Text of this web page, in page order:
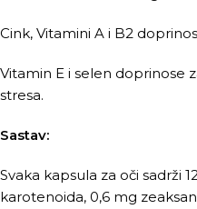
Cink, Vitamini A i B2
Vitamin E i selen doprinose
stresa.
Sastav:
Svaka kapsula za oči sadrži
karotenoida, 0,6 mg